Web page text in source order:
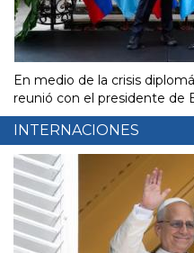
En medio de la crisis
reunió con el presidente de
INTERNACIONES